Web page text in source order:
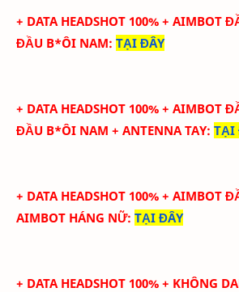
+ DATA HEADSHOT 100% + AIMBOT
ĐẦU B*ÔI NAM: TẠI ĐÂY
+ DATA HEADSHOT 100% + AIMBOT
ĐẦU B*ÔI NAM + ANTENNA TAY: TẠI
+ DATA HEADSHOT 100% + AIMBOT
AIMBOT HÁNG NỮ: TẠI ĐÂY
+ DATA HEADSHOT 100% + KHÔNG